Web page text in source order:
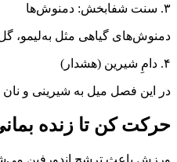
۳. سنت شفابخش: دمنوش‌ها
دمنوش‌های گیاهی مثل به‌لیمو،
۴. دامِ شیرین (هشدار)
در این فصل میل به شیرینی و
حرکت کن تا زنده
ورزش باعث ترشح اندورفین